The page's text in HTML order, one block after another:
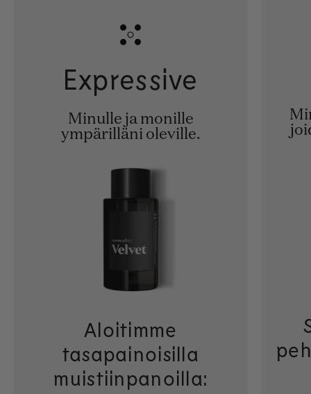
Expressive
Minulle ja monille
ympärilläni oleville.
Aloitimme
tasapainoisilla
muistiinpanoilla: